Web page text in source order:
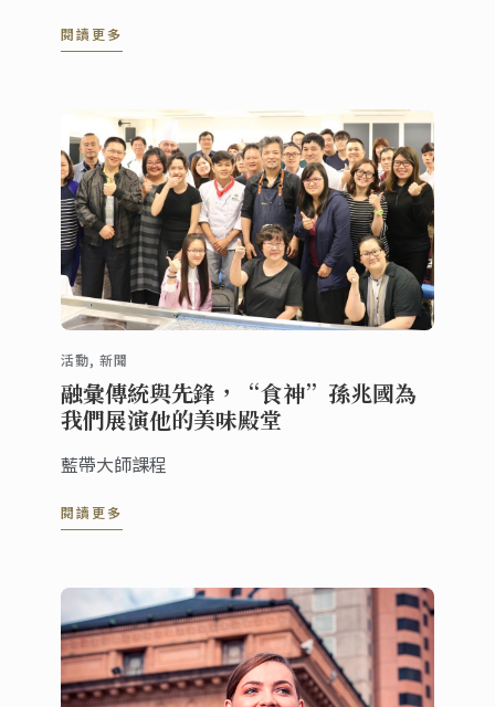
Chen， InterContinental Hotels & Resorts的
閱讀更多
活動, 新聞
融彙傳統與先鋒，“食神”孫兆國為
我們展演他的美味殿堂
藍帶大師課程
閱讀更多